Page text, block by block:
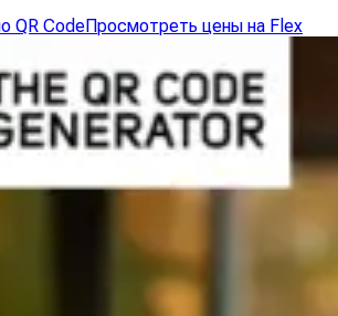
QR CodeПросмотреть цены на Flex